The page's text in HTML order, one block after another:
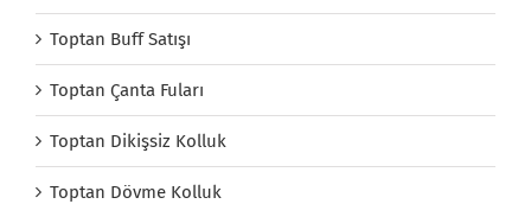
Toptan Buff Satışı
Toptan Çanta Fuları
Toptan Dikişsiz Kolluk
Toptan Dövme Kolluk